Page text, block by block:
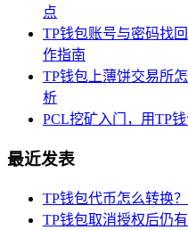
点
TP钱包账号与密码找
作指南
TP钱包上薄饼交易所
析
PCL挖矿入门，用TP
最近发表
TP钱包代币怎么转换
TP钱包取消授权后仍